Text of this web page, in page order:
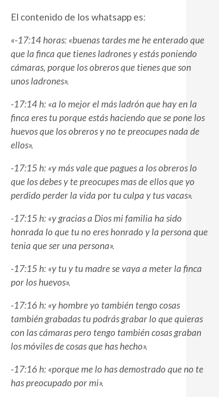
El contenido de los whatsapp es:
«-17:14 horas: «buenas tardes me he enterado que
que la finca que tienes ladrones y estás poniendo
cámaras, porque los obreros que tienes que son
unos ladrones».
-17:14 h: «a lo mejor el más ladrón que hay en la
finca eres tu porque estás haciendo que se pone los
huevos que los obreros y no te preocupes nada de
ellos».
-17:15 h: «y más vale que pagues a los obreros lo
que los debes y te preocupes mas de ellos que yo
perdido perder la vida por tu culpa y tus vacas».
-17:15 h: «y gracias a Dios mi familia ha sido
honrada lo que tu no eres honrado y la persona que
tenia que ser una persona».
-17:15 h: «y tu y tu madre se vaya a meter la finca
por los huevos».
-17:16 h: «y hombre yo también tengo cosas
también grabadas tu podrás grabar lo que quieras
con las cámaras pero tengo también cosas graban
los móviles de cosas que has hecho».
-17:16 h: «porque me lo has demostrado que no te
has preocupado por mi».